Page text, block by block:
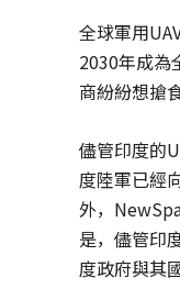
全球軍用
2030年成為
商紛紛想搶
儘管印度的
度陸軍已經
外，
是，儘管印
度政府與其